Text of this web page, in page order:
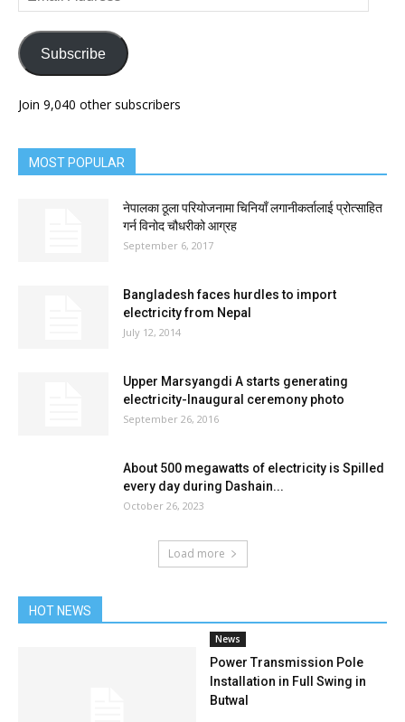
Address
Subscribe
Join 9,040 other subscribers
MOST POPULAR
नेपालका ठूला परियोजनामा चिनियाँ लगानीकर्तालाई प्रोत्साहित
गर्न विनोद चौधरीको आग्रह
September 6, 2017
Bangladesh faces hurdles to import
electricity from Nepal
July 12, 2014
Upper Marsyangdi A starts generating
electricity-Inaugural ceremony photo
September 26, 2016
About 500 megawatts of electricity is Spilled
every day during Dashain...
October 26, 2023
Load more
HOT NEWS
News
Power Transmission Pole
Installation in Full Swing in
Butwal